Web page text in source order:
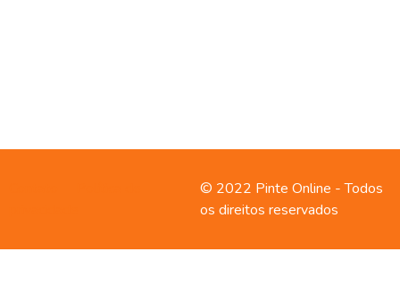
© 2022 Pinte Online - Todos
os direitos reservados